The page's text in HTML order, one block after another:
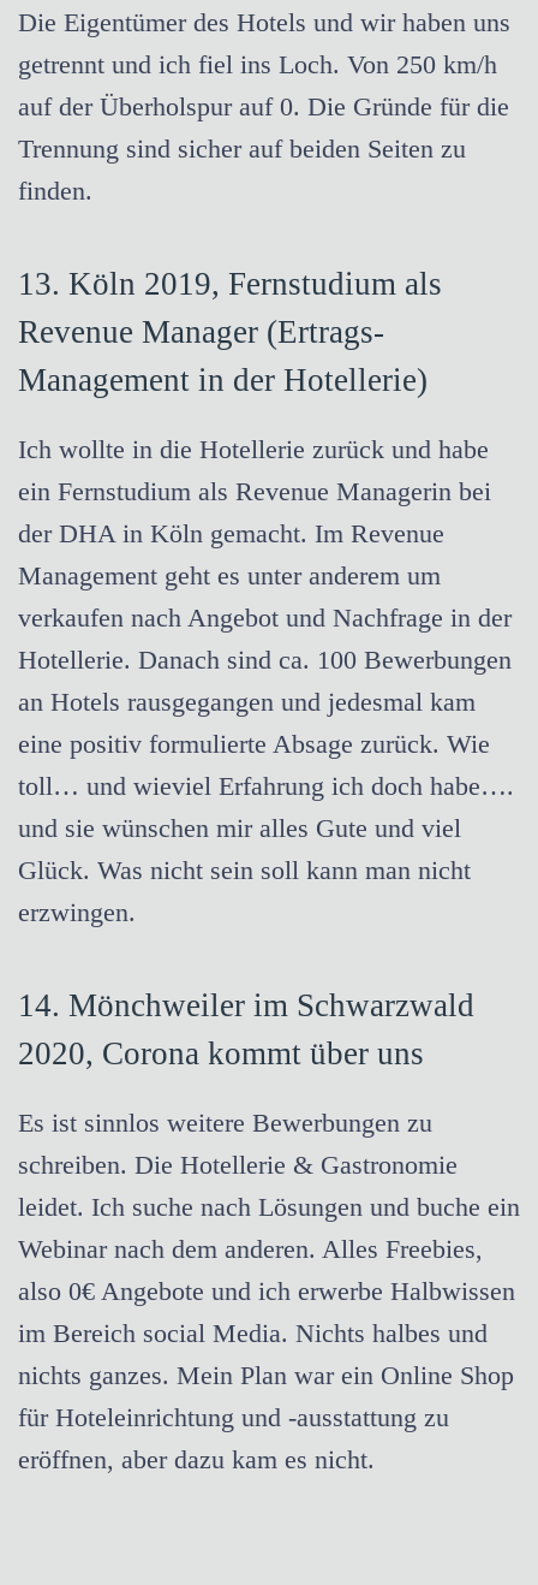
Die Eigentümer des Hotels und wir haben uns
getrennt und ich fiel ins Loch. Von 250 km/h
auf der Überholspur auf 0. Die Gründe für die
Trennung sind sicher auf beiden Seiten zu
finden.
13. Köln 2019, Fernstudium als
Revenue Manager (Ertrags-
Management in der Hotellerie)
Ich wollte in die Hotellerie zurück und habe
ein Fernstudium als Revenue Managerin bei
der DHA in Köln gemacht. Im Revenue
Management geht es unter anderem um
verkaufen nach Angebot und Nachfrage in der
Hotellerie. Danach sind ca. 100 Bewerbungen
an Hotels rausgegangen und jedesmal kam
eine positiv formulierte Absage zurück. Wie
toll… und wieviel Erfahrung ich doch habe….
und sie wünschen mir alles Gute und viel
Glück. Was nicht sein soll kann man nicht
erzwingen.
14. Mönchweiler im Schwarzwald
2020, Corona kommt über uns
Es ist sinnlos weitere Bewerbungen zu
schreiben. Die Hotellerie & Gastronomie
leidet. Ich suche nach Lösungen und buche ein
Webinar nach dem anderen. Alles Freebies,
also 0€ Angebote und ich erwerbe Halbwissen
im Bereich social Media. Nichts halbes und
nichts ganzes. Mein Plan war ein Online Shop
für Hoteleinrichtung und -ausstattung zu
eröffnen, aber dazu kam es nicht.